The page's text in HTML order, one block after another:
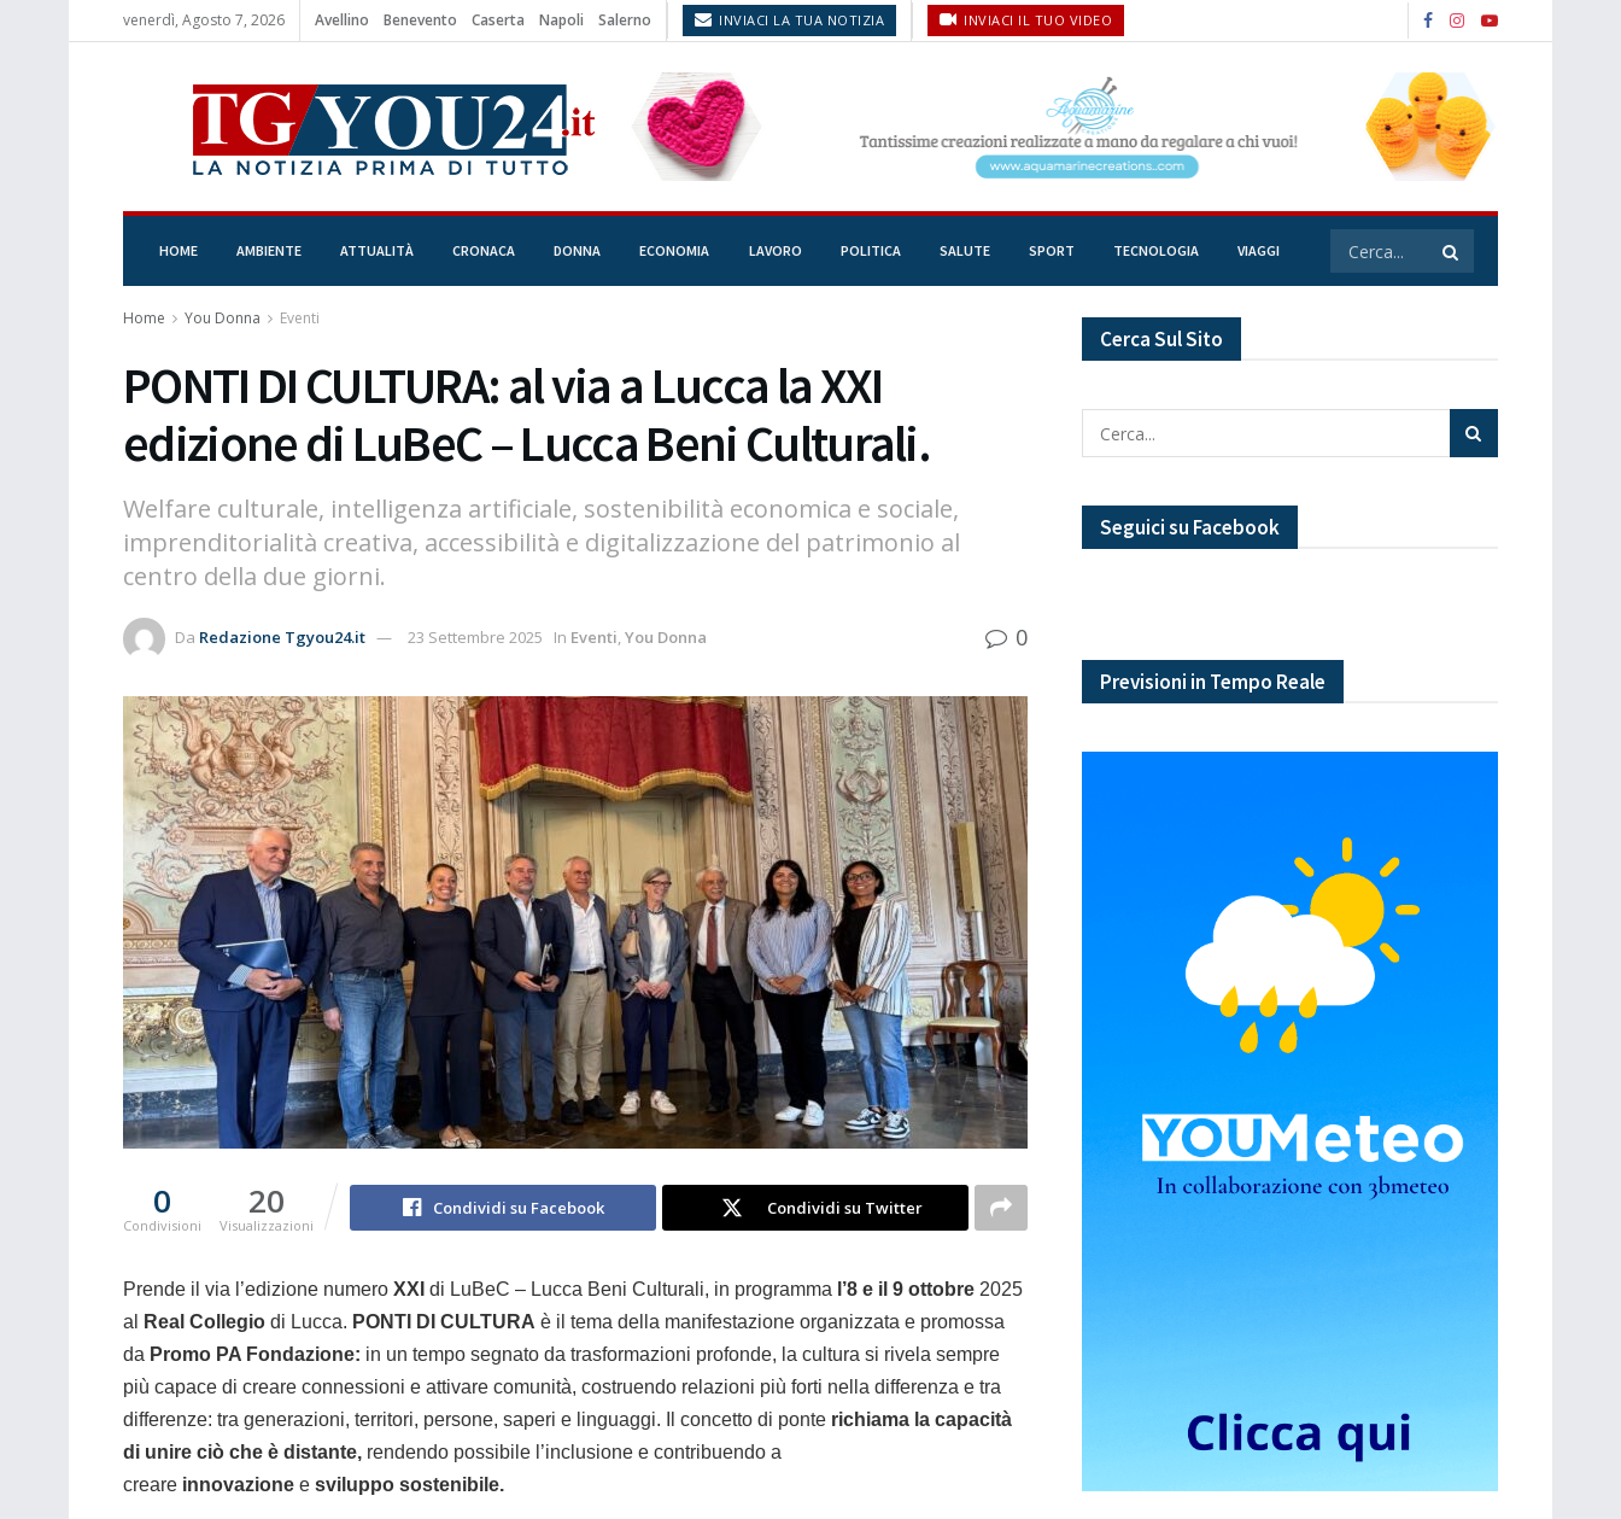
venerdì, Agosto 7, 2026 Avellino Benevento Caserta Napoli Salerno INVIACI LA TUA NOTIZIA INVIACI IL TUO VIDEO
HOME AMBIENTE ATTUALITÀ CRONACA DONNA ECONOMIA LAVORO POLITICA SALUTE SPORT TECNOLOGIA VIAGGI
Home You Donna Eventi
PONTI DI CULTURA: al via a Lucca la XXI
edizione di LuBeC – Lucca Beni Culturali.
Welfare culturale, intelligenza artificiale, sostenibilità economica e sociale,
imprenditorialità creativa, accessibilità e digitalizzazione del patrimonio al
centro della due giorni.
Da Redazione Tgyou24.it 23 Settembre 2025 In Eventi,You Donna 0
0
Condivisioni
20
Visualizzazioni
Condividi su Facebook Condividi su Twitter
Prende il via l’edizione numero XXI di LuBeC – Lucca Beni Culturali, in programma l’8 e il 9 ottobre 2025
al
Real Collegio di Lucca. PONTI DI CULTURA è il tema della manifestazione organizzata e promossa
da Promo PA Fondazione: in un tempo segnato da trasformazioni profonde, la cultura si rivela sempre
più capace di creare connessioni e attivare comunità, costruendo relazioni più forti nella differenza e tra
differenze: tra generazioni, territori, persone, saperi e linguaggi. Il concetto di ponte richiama la capacità
di unire ciò che è distante, rendendo possibile l’inclusione e contribuendo a
creare innovazione e sviluppo sostenibile.
Cerca Sul Sito
Seguici su Facebook
Previsioni in Tempo Reale